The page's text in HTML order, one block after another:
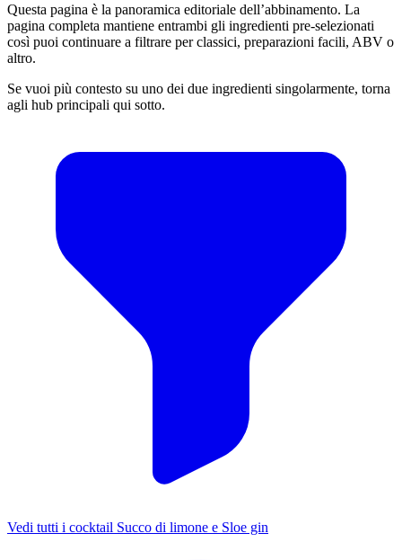
Questa pagina è la panoramica editoriale dell’abbinamento. La
pagina completa mantiene entrambi gli ingredienti pre-selezionati
così puoi continuare a filtrare per classici, preparazioni facili, ABV o
altro.
Se vuoi più contesto su uno dei due ingredienti singolarmente, torna
agli hub principali qui sotto.
Vedi tutti i cocktail Succo di limone e Sloe gin